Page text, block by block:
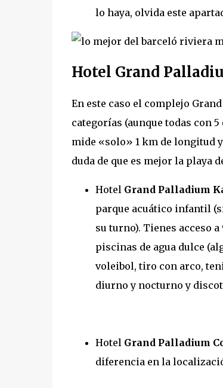
lo haya, olvida este
Hotel Grand
En este caso el complejo
categorías (aunque todas con
mide «solo» 1 km de longitud
duda de que es mejor la playa
Hotel Grand Palladium
parque acuático infantil
su turno). Tienes acceso
piscinas de agua dulce
voleibol, tiro con arco,
diurno y nocturno y
Hotel Grand Palladium
diferencia en la